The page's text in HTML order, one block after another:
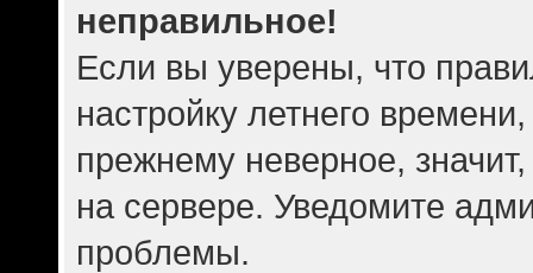
неправильное!
Если вы уверены, что
настройку летнего
прежнему неверное,
на сервере. Уведомите
проблемы.